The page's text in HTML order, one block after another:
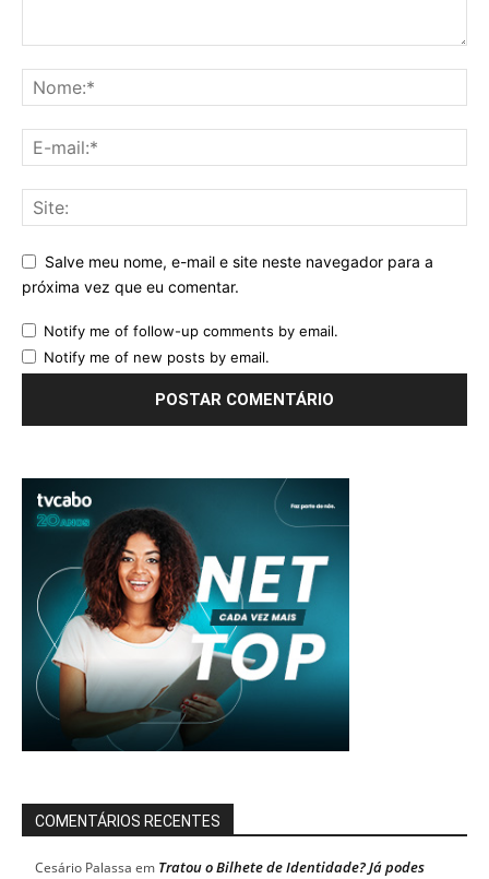
Salve meu nome, e-mail e site neste navegador para a
próxima vez que eu comentar.
Notify me of follow-up comments by email.
Notify me of new posts by email.
COMENTÁRIOS RECENTES
Cesário Palassa em Tratou o Bilhete de Identidade? Já podes